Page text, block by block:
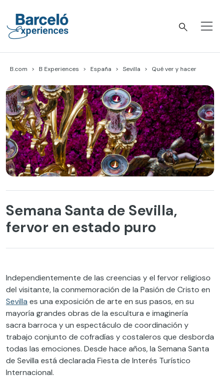
content
B.com B Experiences España Sevilla Qué ver y hacer
Semana Santa de Sevilla,
fervor en estado puro
Independientemente de las creencias y el fervor religioso
del visitante, la conmemoración de la Pasión de Cristo en
Sevilla es una exposición de arte en sus pasos,en su
mayoría grandes obras de la escultura e imaginería
sacra barroca y un espectáculo de coordinación y
trabajo conjunto de cofradías y costaleros que desborda
todas las emociones. Desde hace años,la Semana Santa
de Sevilla está declarada Fiesta de Interés Turístico
Internacional.